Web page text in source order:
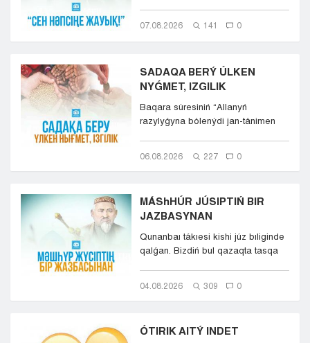
07.08.2026 141 0
SADAQA BERÝ ÚLKEN
NYǴMET, IZGILIK
Baqara súresiniń “Allanyń
razylyǵyna bólenýdi jan-tánimen
06.08.2026 227 0
MÁShHÚR JÚSIPTIŃ BIR
JAZBASYNAN
Qunanbaı tákıesi kishi júz bıliginde
qalǵan. Bizdiń bul qazaqta tasqa
04.08.2026 309 0
ÓTIRIK AITÝ INDET